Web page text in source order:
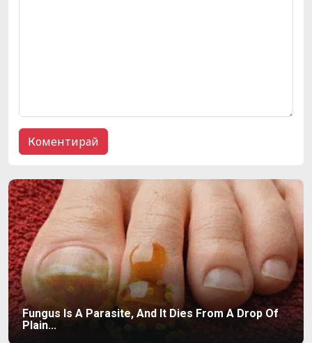
Fungus Is A Parasite, And It Dies From A Drop Of
Plain...